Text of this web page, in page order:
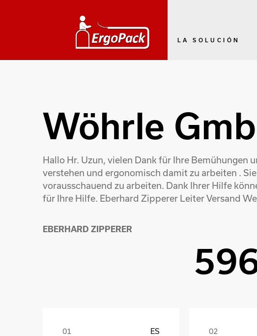
LA SOLUCIÓN
Wöhrle
Hallo Hr. Uzun, vielen Dank für Ihre Bemühungen
verstehen und ergonomisch damit zu arbeiten .
vorausschauend zu arbeiten. Dank Ihrer Hilfe
für Ihre Hilfe. Eberhard Zipperer Leiter Versand
EBERHARD ZIPPERER
ES